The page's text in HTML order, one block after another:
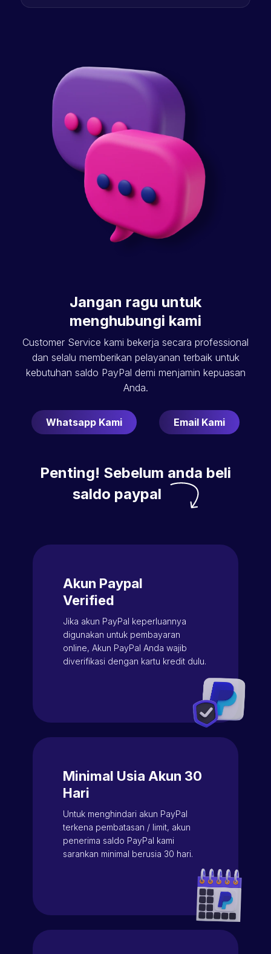
Jangan ragu untuk
menghubungi kami
Customer Service kami bekerja secara professional
dan selalu memberikan pelayanan terbaik untuk
kebutuhan saldo PayPal demi menjamin kepuasan
Anda.
Whatsapp Kami Email Kami
Penting! Sebelum anda beli
saldo paypal
Akun Paypal
Verified
Jika akun PayPal keperluannya
digunakan untuk pembayaran
online, Akun PayPal Anda wajib
diverifikasi dengan kartu kredit dulu.
Minimal Usia Akun 30
Hari
Untuk menghindari akun PayPal
terkena pembatasan / limit, akun
penerima saldo PayPal kami
sarankan minimal berusia 30 hari.